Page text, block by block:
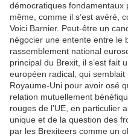
démocratiques
même, comme il s’est avéré,
Voici Barnier. Peut-être un
négocier une entente entre le
rassemblement national
principal du Brexit, il s’est fait
européen radical, qui
Royaume-Uni pour avoir osé
relation mutuellement
rouges de l’UE, en particulier
unique et de la question des
par les Brexiteers comme un